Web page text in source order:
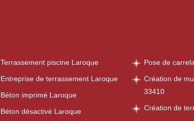
Terrassement piscine Laroque
Entreprise de terrassement Laroque
Béton imprimé Laroque
Béton désactivé Laroque
Pose de
Création de
33410
Création de